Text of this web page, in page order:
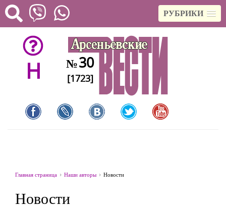
РУБРИКИ
H №30
[1723]
Главная страница Наши авторы Новости
Новости